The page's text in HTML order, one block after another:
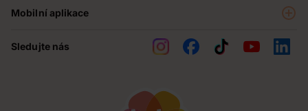
Prodejny
Obchodní podmínky
Teta pomáhá
Mobilní aplikace
Sledujte nás